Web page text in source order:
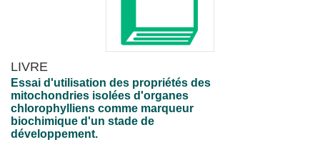
LIVRE
Essai d'utilisation des propriétés des
mitochondries isolées d'organes
chlorophylliens comme marqueur
biochimique d'un stade de
développement.